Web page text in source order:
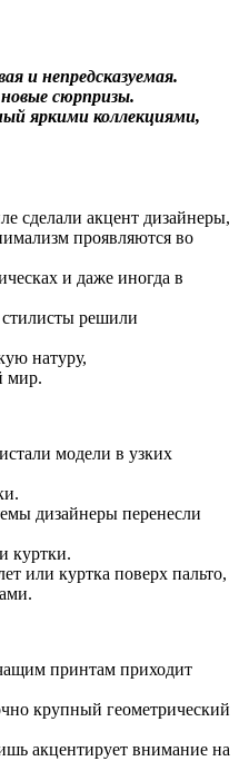
и непредсказуемая.
сюрпризы.
яркими коллекциями,
сделали акцент дизайнеры,
проявляются во
и даже иногда в
решили
натуру,
мир.
модели в узких
дизайнеры перенесли
куртки.
или куртка поверх пальто,
принтам приходит
крупный геометрический
акцентирует внимание на